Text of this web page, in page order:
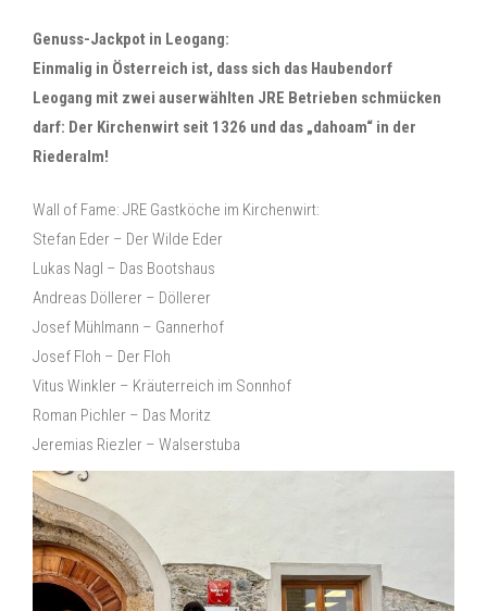
Genuss-Jackpot in Leogang:
Einmalig in Österreich ist, dass sich das Haubendorf
Leogang mit zwei auserwählten JRE Betrieben schmücken
darf: Der Kirchenwirt seit 1326 und das „dahoam“ in der
Riederalm!
Wall of Fame: JRE Gastköche im Kirchenwirt:
Stefan Eder – Der Wilde Eder
Lukas Nagl – Das Bootshaus
Andreas Döllerer – Döllerer
Josef Mühlmann – Gannerhof
Josef Floh – Der Floh
Vitus Winkler – Kräuterreich im Sonnhof
Roman Pichler – Das Moritz
Jeremias Riezler – Walserstuba